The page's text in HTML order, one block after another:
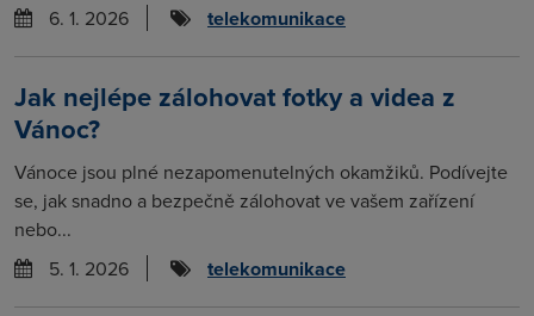
6. 1. 2026
telekomunikace
Jak nejlépe zálohovat fotky a videa z
Vánoc?
Vánoce jsou plné nezapomenutelných okamžiků. Podívejte
se, jak snadno a bezpečně zálohovat ve vašem zařízení
nebo...
5. 1. 2026
telekomunikace